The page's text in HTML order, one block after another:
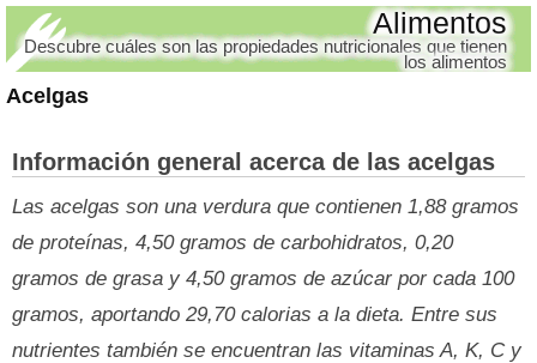
Acelgas
Alimentos
Descubre cuáles son las propiedades nutricionales que tienen
los alimentos
Información general acerca de las acelgas
Las acelgas son una verdura que contienen 1,88 gramos
de proteínas, 4,50 gramos de carbohidratos, 0,20
gramos de grasa y 4,50 gramos de azúcar por cada 100
gramos, aportando 29,70 calorias a la dieta. Entre sus
nutrientes también se encuentran las vitaminas A, K, C y